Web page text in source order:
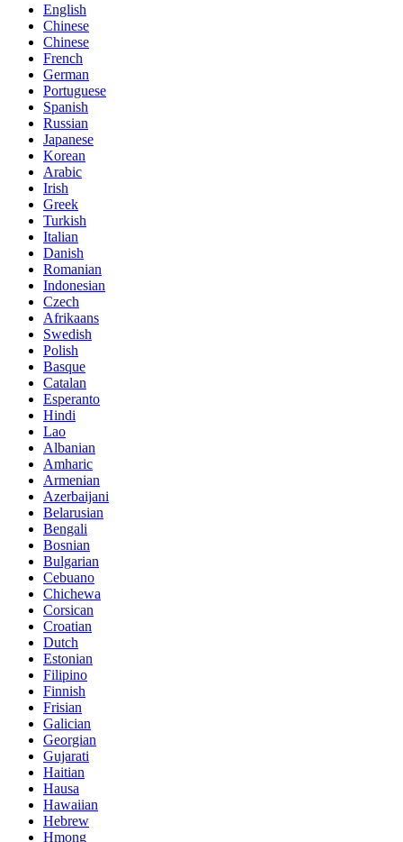
English
Chinese
Chinese
French
German
Portuguese
Spanish
Russian
Japanese
Korean
Arabic
Irish
Greek
Turkish
Italian
Danish
Romanian
Indonesian
Czech
Afrikaans
Swedish
Polish
Basque
Catalan
Esperanto
Hindi
Lao
Albanian
Amharic
Armenian
Azerbaijani
Belarusian
Bengali
Bosnian
Bulgarian
Cebuano
Chichewa
Corsican
Croatian
Dutch
Estonian
Filipino
Finnish
Frisian
Galician
Georgian
Gujarati
Haitian
Hausa
Hawaiian
Hebrew
Hmong